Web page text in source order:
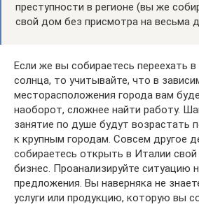
преступности в регионе (вы же
свой дом без присмотра на весьма
Если же вы собираетесь переехать в
солнца, то учитывайте, что в
месторасположения города вам
наоборот, сложнее найти работу.
занятие по душе будут возрастать
к крупным городам. Совсем другое
собираетесь открыть в Италии
бизнес. Проанализируйте ситуацию
предложения. Вы наверняка не
услуги или продукцию, которую вы